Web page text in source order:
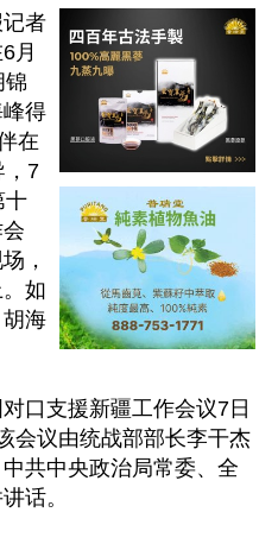
记者
月
锦
得
在
，7
十
，
如
海
口支援新疆工作会议7日
会议由统战部部长李干杰
共中央政治局常委、全
话。